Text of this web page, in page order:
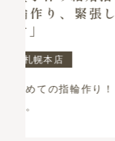
女と一
京王プラザ
彼女と一緒
中もスタ